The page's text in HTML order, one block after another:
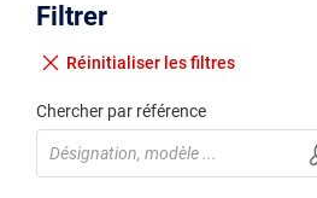
Filtrer
Réinitialiser les filtres
Chercher par référence